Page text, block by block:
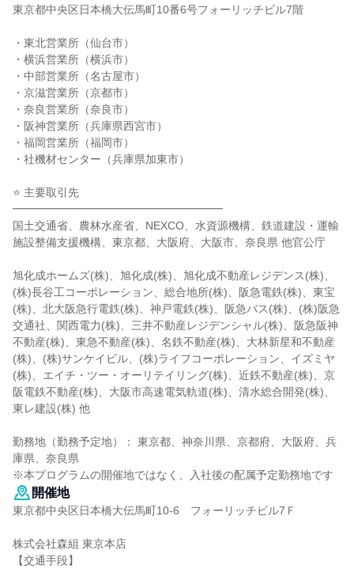
東京都中央区日本橋大伝馬町10番6号フォーリッチビル7階
・東北営業所（仙台市）
・横浜営業所（横浜市）
・中部営業所（名古屋市）
・京滋営業所（京都市）
・奈良営業所（奈良市）
・阪神営業所（兵庫県西宮市）
・福岡営業所（福岡市）
・社機材センター（兵庫県加東市）
⭐ 主要取引先
━━━━━━━━━━━━━━━━━━━
国土交通省、農林水産省、NEXCO、水資源機構、鉄道建設・運輸
施設整備支援機構、東京都、大阪府、大阪市、奈良県 他官公庁
旭化成ホームズ(株)、旭化成(株)、旭化成不動産レジデンス(株)、
(株)長谷工コーポレーション、総合地所(株)、阪急電鉄(株)、東宝
(株)、北大阪急行電鉄(株)、神戸電鉄(株)、阪急バス(株)、(株)阪急
交通社、関西電力(株)、三井不動産レジデンシャル(株)、阪急阪神
不動産(株)、東急不動産(株)、名鉄不動産(株)、大林新星和不動産
(株)、(株)サンケイビル、(株)ライフコーポレーション、イズミヤ
(株)、エイチ・ツー・オーリテイリング(株)、近鉄不動産(株)、京
阪電鉄不動産(株)、大阪市高速電気軌道(株)、清水総合開発(株)、
東レ建設(株) 他
勤務地（勤務予定地）： 東京都、神奈川県、京都府、大阪府、兵
庫県、奈良県
※本プログラムの開催地ではなく、入社後の配属予定勤務地です
開催地
東京都中央区日本橋大伝馬町10-6 フォーリッチビル7Ｆ
株式会社森組 東京本店
【交通手段】